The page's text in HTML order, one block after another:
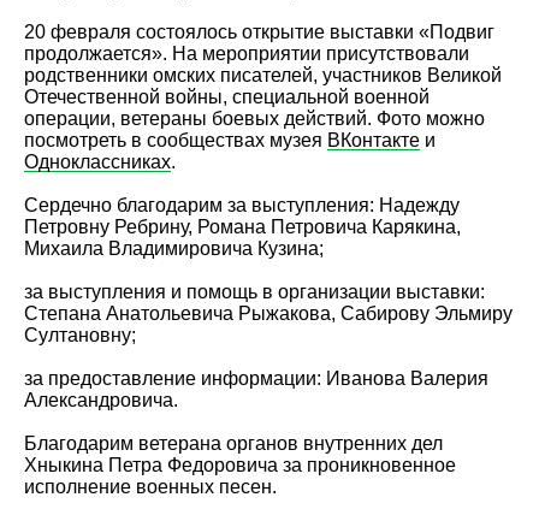
20 февраля состоялось открытие выставки «Подвиг
продолжается». На мероприятии присутствовали
родственники омских писателей, участников Великой
Отечественной войны, специальной военной
операции, ветераны боевых действий. Фото можно
посмотреть в сообществах музея ВКонтакте и
Одноклассниках.
Сердечно благодарим за выступления: Надежду
Петровну Ребрину, Романа Петровича Карякина,
Михаила Владимировича Кузина;
за выступления и помощь в организации выставки:
Степана Анатольевича Рыжакова, Сабирову Эльмиру
Султановну;
за предоставление информации: Иванова Валерия
Александровича.
Благодарим ветерана органов внутренних дел
Хныкина Петра Федоровича за проникновенное
исполнение военных песен.